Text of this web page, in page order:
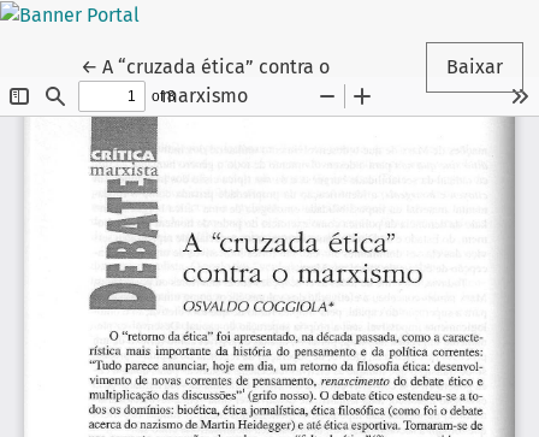
← Voltar aos Detalhes do Artigo
A “cruzada ética” contra o
marxismo
Baixar